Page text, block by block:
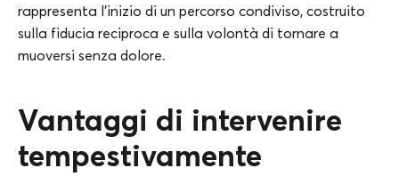
rappresenta l’inizio di un percorso condiviso, costruito
sulla fiducia reciproca e sulla volontà di tornare a
muoversi senza dolore.
Vantaggi di intervenire
tempestivamente